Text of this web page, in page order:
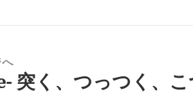
突く、つっつく、